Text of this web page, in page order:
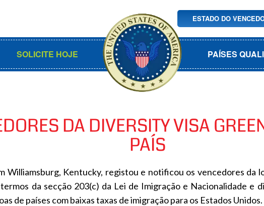
ESTADO DO
SOLICITE HOJE PAÍSES
DA DIVERSITY VISA
PAÍS
Williamsburg, Kentucky, registou e notificou os vencedores da
da secção 203(c) da Lei de Imigração e Nacionalidade e
de países com baixas taxas de imigração para os Estados Unidos.